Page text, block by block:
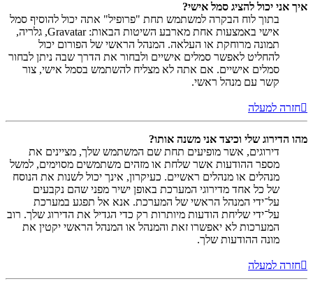
איך אני יכול להציג סמל אישי?
בתוך לוח הבקרה למשתמש תחת "פרופיל" אתה יכול להוסיף סמל
אישי באמצעות אחת מארבע השיטות הבאות: Gravatar, גלריה,
תמונה מרוחקת או העלאה. המנהל הראשי של הפורום יכול
להחליט לאפשר סמלים אישיים ולבחור את הדרך שבה ניתן לבחור
סמלים אישיים. אם אתה לא מצליח להשתמש בסמל אישי, צור
קשר עם מנהל ראשי.
חזרה למעלה
מהו הדירוג שלי וכיצד אני משנה אותו?
דירוגים, אשר מופיעים תחת שם המשתמש שלך, מציינים את
מספר ההודעות אשר שלחת או מזהים משתמשים מסוימים, למשל
מנהלים או מנהלים ראשיים. כעיקרון, אינך יכול לשנות את הנוסח
של כל אחד מדירוגי המערכת באופן ישיר מפני שהם נקבעים
על־ידי המנהל הראשי של המערכת. אנא אל תפגע במערכת
על־ידי שליחת הודעות מיותרות רק כדי הגדיל את הדירוג שלך. רוב
המערכות לא יאפשרו זאת והמנהל או המנהל הראשי יקטין את
מונה ההודעות שלך.
חזרה למעלה